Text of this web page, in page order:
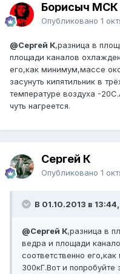
Борисыч МСК
Опубликовано 1
@Сергей К,разница в
площади каналов
его,как минимум,массе
засунуть кипятильник в
температуре воздуха -
чуть нагреется.
Сергей К
Опубликовано 1
В 01.10.2013 в
@Сергей К,разница в
ведра и площади
соответственно
300кГ.Вот и попробуйте